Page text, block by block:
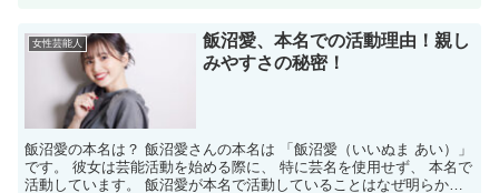
女性芸能人
飯沼愛、本名での活動理由！親し
みやすさの秘密！
飯沼愛の本名は？ 飯沼愛さんの本名は 「飯沼愛（いいぬま あい）」
です。 彼女は芸能活動を始める際に、 特に芸名を使用せず、 本名で
活動しています。 飯沼愛が本名で活動していることはなぜ明らかに